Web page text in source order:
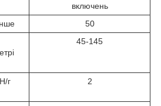
включень
50
45-145
г
2